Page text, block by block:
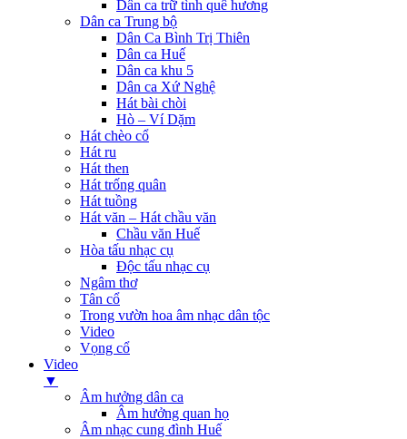
Dân ca trữ tình quê hương
Dân ca Trung bộ
Dân Ca Bình Trị Thiên
Dân ca Huế
Dân ca khu 5
Dân ca Xứ Nghệ
Hát bài chòi
Hò – Ví Dặm
Hát chèo cổ
Hát ru
Hát then
Hát trống quân
Hát tuồng
Hát văn – Hát chầu văn
Chầu văn Huế
Hòa tấu nhạc cụ
Độc tấu nhạc cụ
Ngâm thơ
Tân cổ
Trong vườn hoa âm nhạc dân tộc
Video
Vọng cổ
Video
▼
Âm hưởng dân ca
Âm hưởng quan họ
Âm nhạc cung đình Huế